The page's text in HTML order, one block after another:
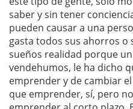
saber y sin tener
pueden causar a una
gasta todos sus ahorros o
sueños realidad porque
vendehumos, le ha dicho
emprender y de cambiar
que emprender, sí, pero